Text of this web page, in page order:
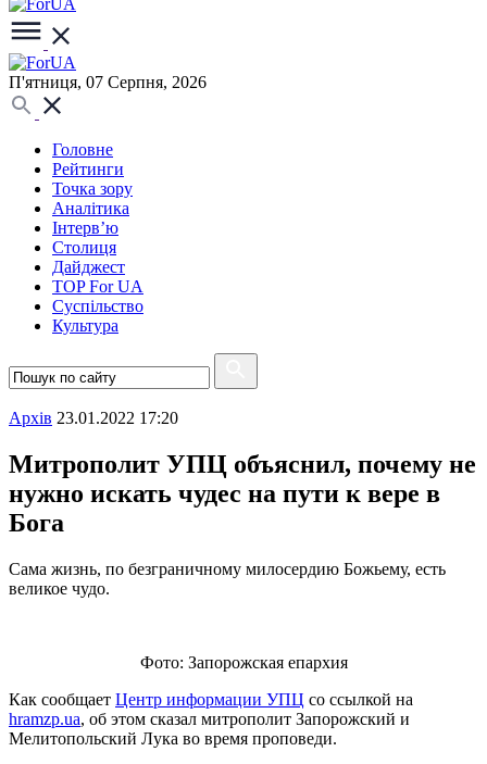
П'ятниця, 07 Серпня, 2026
Головне
Рейтинги
Точка зору
Аналітика
Інтерв’ю
Столиця
Дайджест
TOP For UA
Суспiльство
Культура
Архiв 23.01.2022 17:20
Митрополит УПЦ объяснил, почему не
нужно искать чудес на пути к вере в
Бога
Сама жизнь, по безграничному милосердию Божьему, есть
великое чудо.
Фото: Запорожская епархия
Как сообщает Центр информации УПЦ со ссылкой на
hramzp.ua, об этом сказал митрополит Запорожский и
Мелитопольский Лука во время проповеди.